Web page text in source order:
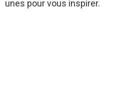
unes pour vous inspirer.